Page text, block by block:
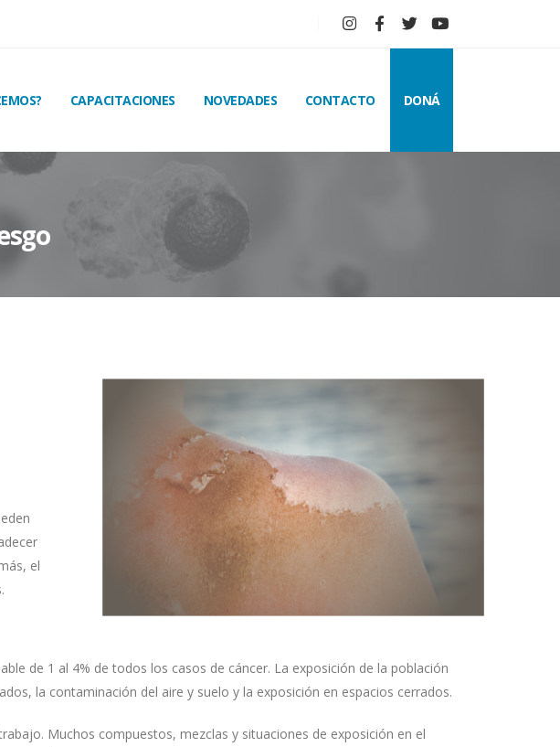
CAPACITACIONES NOVEDADES CONTACTO DONÁ
el
de 1 al 4% de todos los casos de cáncer. La exposición de la población
la contaminación del aire y suelo y la exposición en espacios cerrados.
Muchos compuestos, mezclas y situaciones de exposición en el